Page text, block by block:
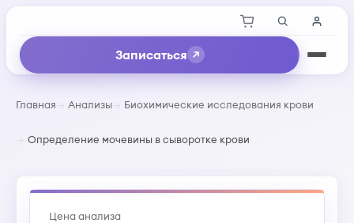
Записаться
Главная Анализы Биохимические исследования крови
Определение мочевины в сыворотке крови
Цена анализа